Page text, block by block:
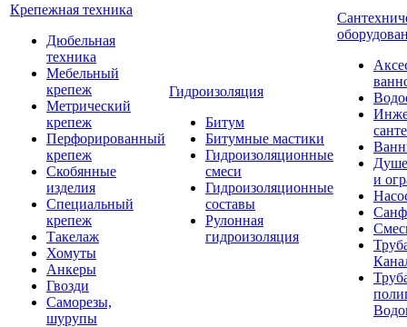
Крепежная техника
Дюбельная
техника
Мебельный
крепеж
Метрический
крепеж
Перфорированный
крепеж
Скобянные
изделия
Специальный
крепеж
Такелаж
Хомуты
Анкеры
Гвозди
Саморезы,
шурупы
Гидроизоляция
Битум
Битумные мастики
Гидроизоляционные
смеси
Гидроизоляционные
составы
Рулонная
гидроизоляция
и